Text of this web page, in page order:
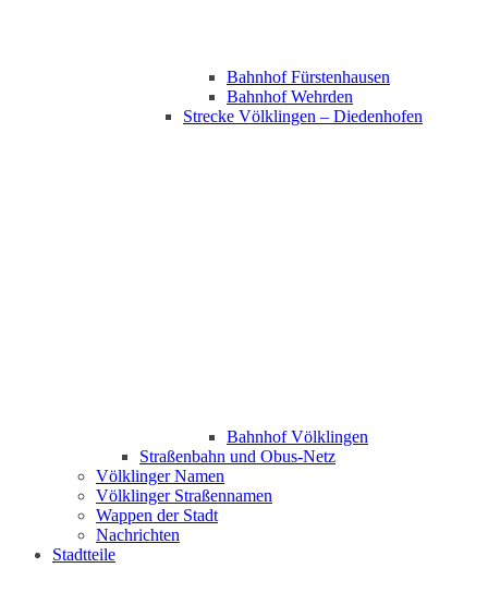
Bahnhof Fürstenhausen
Bahnhof Wehrden
Strecke Völklingen – Diedenhofen
Bahnhof Völklingen
Straßenbahn und Obus-Netz
Völklinger Namen
Völklinger Straßennamen
Wappen der Stadt
Nachrichten
Stadtteile